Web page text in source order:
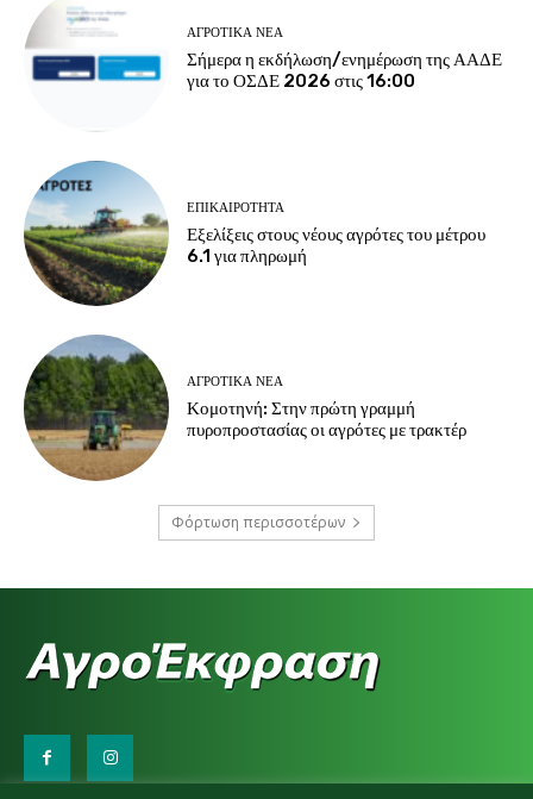
ΑΓΡΟΤΙΚΆ ΝΈΑ
Σήμερα η εκδήλωση/ενημέρωση της ΑΑΔΕ
για το ΟΣΔΕ 2026 στις 16:00
ΕΠΙΚΑΙΡΌΤΗΤΑ
Εξελίξεις στους νέους αγρότες του μέτρου
6.1 για πληρωμή
ΑΓΡΟΤΙΚΆ ΝΈΑ
Κομοτηνή: Στην πρώτη γραμμή
πυροπροστασίας οι αγρότες με τρακτέρ
Φόρτωση περισσοτέρων